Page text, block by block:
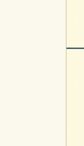
Estas
de
nuestro
servicios
vez que
Cookies de
Estas